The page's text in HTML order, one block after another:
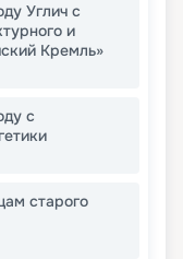
Углич с
и
Кремль»
с
старого